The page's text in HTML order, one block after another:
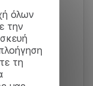
όλων
την
τη